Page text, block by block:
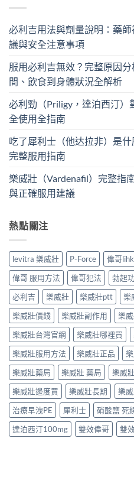
必利吉用法與劑量說明：藥
議與安全注意事項
服用必利吉無效？完整原因
間、飲食到身體狀況全解析
必利勁（Priligy，達泊西汀）
全使用全指南
吃了犀利士（他达拉非）是
完整服用指南
樂威壯（Vardenafil）完整指
與正確服用建議
熱點關注
levitra 樂威壯 P-Force 偉哥
偉哥 服用方法
偉哥犯法 勃起
必利吉
樂威壯 樂威壯ptt 樂
樂威壯價錢
樂威壯副作用 樂
樂威壯台灣官網
樂威壯哪裡買
樂威壯服用方法
樂威壯正品
樂威壯藥局
樂威壯 藥局 樂威
樂威壯邊度買
樂威壯長期 樂
治療早洩PE
犀利士 硝酸鹽 死
達泊西汀100mg
雙效偉哥 雙